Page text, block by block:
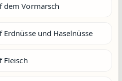
dem Vormarsch
Erdnüsse und Haselnüsse
Fleisch